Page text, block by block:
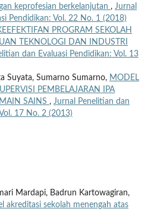
keprofesian berkelanjutan , Jurnal
Pendidikan: Vol. 22 No. 1 (2018)
PROGRAM SEKOLAH
TEKNOLOGI DAN INDUSTRI
dan Evaluasi Pendidikan: Vol. 13
Suyata, Sumarno Sumarno, MODEL
PEMBELAJARAN IPA
SAINS , Jurnal Penelitian dan
17 No. 2 (2013)
Mardapi, Badrun Kartowagiran,
akreditasi sekolah menengah atas